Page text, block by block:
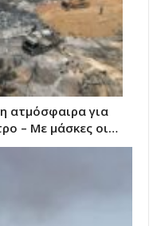
ατμόσφαιρα για
– Με μάσκες οι…